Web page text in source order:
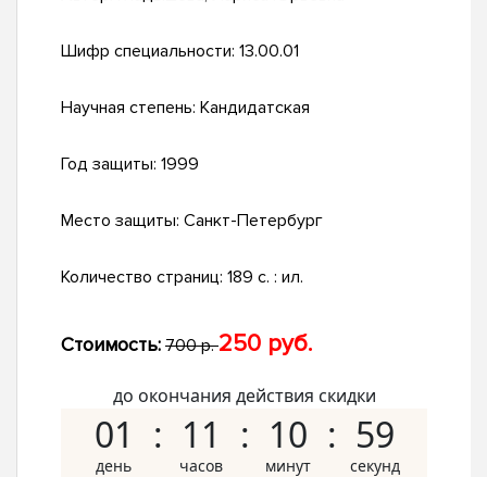
Шифр специальности: 13.00.01
Научная степень: Кандидатская
Год защиты: 1999
Место защиты: Санкт-Петербург
Количество страниц: 189 с. : ил.
Стоимость: 700 р.250 руб.
до окончания действия скидки
01 11 10 58